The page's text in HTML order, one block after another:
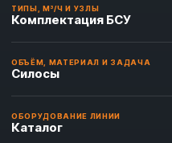
ТИПЫ, М³/Ч И УЗЛЫ
Комплектация БСУ
ОБЪЁМ, МАТЕРИАЛ И ЗАДАЧА
Силосы
ОБОРУДОВАНИЕ ЛИНИИ
Каталог